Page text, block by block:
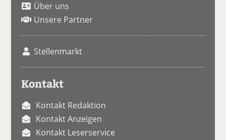
Über uns
Unsere Partner
Stellenmarkt
Kontakt
Kontakt Redaktion
Kontakt Anzeigen
Kontakt Leserservice